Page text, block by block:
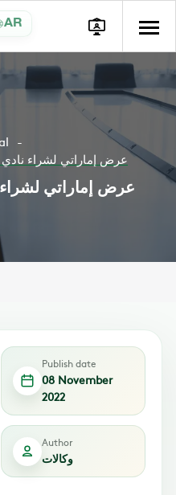
AR
عرض إماراتي لشراء نادي
عرض إماراتي لشراء
Publish date
08 November
2022
Author
وكالات